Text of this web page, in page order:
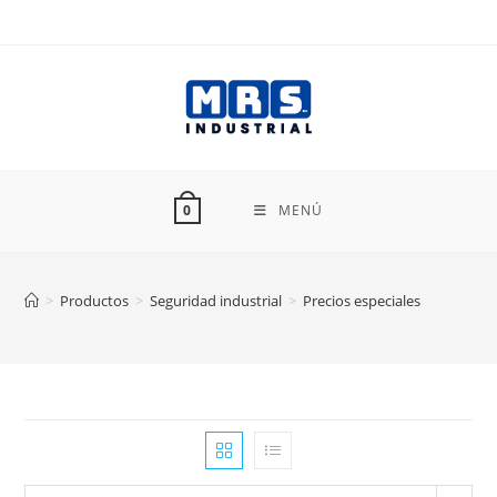
0 MENÚ
> Productos > Seguridad industrial > Precios especiales